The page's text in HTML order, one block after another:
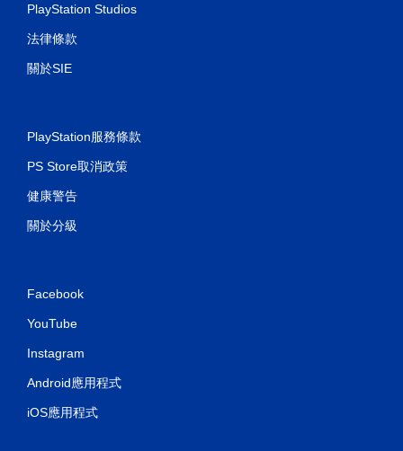
PlayStation Studios
法律條款
關於SIE
PlayStation服務條款
PS Store取消政策
健康警告
關於分級
Facebook
YouTube
Instagram
Android應用程式
iOS應用程式